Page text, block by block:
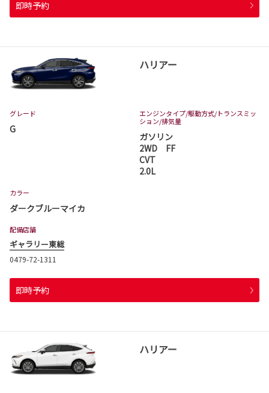
即時予約
ハリアー
グレード
G
エンジンタイプ/駆動方式/トランスミッ
ション/排気量
ガソリン
2WD FF
CVT
2.0L
カラー
ダークブルーマイカ
配備店舗
ギャラリー東総
0479-72-1311
即時予約
ハリアー